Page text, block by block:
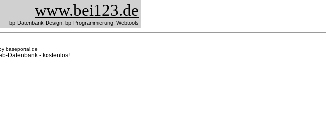
www.bei123.de
bp-Datenbank-Design, bp-Programmierung, Webtools
baseportal.de
Datenbank - kostenlos!